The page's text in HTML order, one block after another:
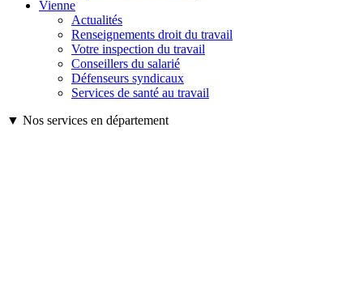
Vienne
Actualités
Renseignements droit du travail
Votre inspection du travail
Conseillers du salarié
Défenseurs syndicaux
Services de santé au travail
▼ Nos services en département